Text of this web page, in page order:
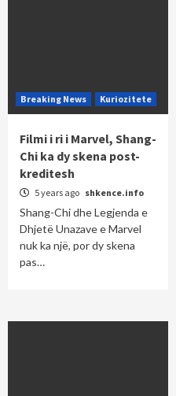
Breaking News Kuriozitete
Filmi i ri i Marvel, Shang-
Chi ka dy skena post-
kreditesh
5 years ago shkence.info
Shang-Chi dhe Legjenda e
Dhjetë Unazave e Marvel
nuk ka një, por dy skena
pas…